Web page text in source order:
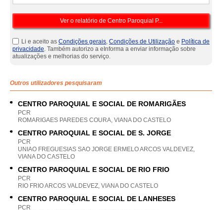
Li e aceito as Condições gerais, Condições de Utilização e Política de
privacidade. Também autorizo a eInforma a enviar informação sobre
atualizações e melhorias do serviço.
Outros utilizadores pesquisaram
CENTRO PAROQUIAL E SOCIAL DE ROMARIGÃES
PCR
ROMARIGAES PAREDES COURA, VIANA DO CASTELO
CENTRO PAROQUIAL E SOCIAL DE S. JORGE
PCR
UNIAO FREGUESIAS SAO JORGE ERMELO ARCOS VALDEVEZ,
VIANA DO CASTELO
CENTRO PAROQUIAL E SOCIAL DE RIO FRIO
PCR
RIO FRIO ARCOS VALDEVEZ, VIANA DO CASTELO
CENTRO PAROQUIAL E SOCIAL DE LANHESES
PCR